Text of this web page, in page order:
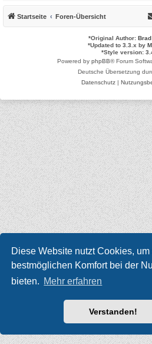
Diese Website nutzt Cookies, um
bestmöglichen Komfort bei der
bieten. Mehr erfahren
Verstanden!
Startseite Foren-Übersicht
*Original Author:
*Updated to 3.3.x by
*Style version:
Powered by phpBB® Forum
Deutsche Übersetzung
Datenschutz|